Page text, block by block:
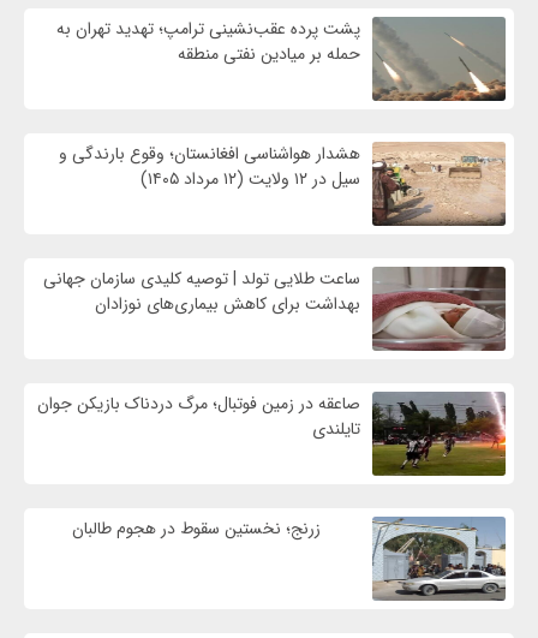
پشت پرده عقب‌نشینی ترامپ؛ تهدید تهران به
حمله بر ميادين نفتی منطقه
هشدار هواشناسی افغانستان؛ وقوع بارندگی و
سیل در ۱۲ ولایت (۱۲ مرداد ۱۴۰۵)
ساعت طلایی تولد | توصیه کلیدی سازمان جهانی
بهداشت برای کاهش بیماری‌های نوزادان
صاعقه در زمین فوتبال؛ مرگ دردناک بازیکن جوان
تایلندی
زرنج؛ نخستین سقوط در هجوم طالبان